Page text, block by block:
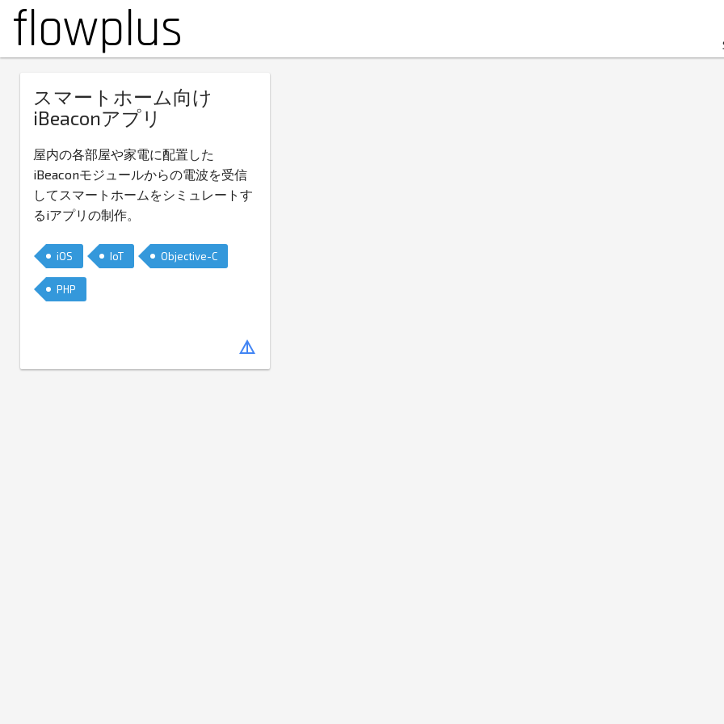
flowplus
スマートホーム向け
iBeaconアプリ
屋内の各部屋や家電に配置した
iBeaconモジュールからの電波を受信
してスマートホームをシミュレートす
るiアプリの制作。
iOS IoT Objective-C
PHP
details